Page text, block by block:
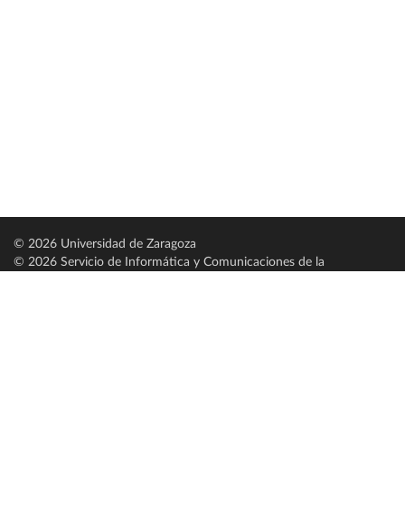
© 2026 Universidad de Zaragoza
© 2026 Servicio de Informática y Comunicaciones de la